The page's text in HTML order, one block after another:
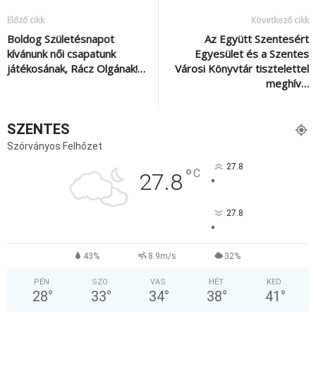
Előző cikk
Boldog Születésnapot
kívánunk női csapatunk
játékosának, Rácz Olgának!…
Következő cikk
Az Együtt Szentesért
Egyesület és a Szentes
Városi Könyvtár tisztelettel
meghív…
SZENTES
Szórványos Felhőzet
27.8°C 27.8
°
27.8
°
43% 8.9m/s 32%
PÉN
28°
SZO
33°
VAS
34°
HÉT
38°
KED
41 °